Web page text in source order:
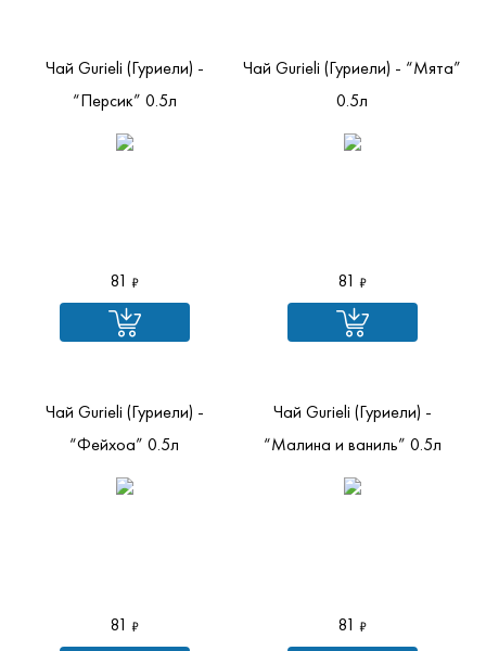
Чай Gurieli (Гуриели) -
“Персик” 0.5л
81
Чай Gurieli (Гуриели) - “Мята”
0.5л
81
Чай Gurieli (Гуриели) -
“Фейхоа” 0.5л
81
Чай Gurieli (Гуриели) -
“Малина и ваниль” 0.5л
81